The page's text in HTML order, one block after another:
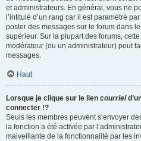
et administrateurs. En général, vous ne
l’intitulé d’un rang car il est paramétré
poster des messages sur le forum dans
supérieur. Sur la plupart des forums,
modérateur (ou un administrateur) peut
messages.
Haut
Lorsque je clique sur le lien courriel
connecter !?
Seuls les membres peuvent s’envoyer
la fonction a été activée par
malveillante de la fonctionnalité par les